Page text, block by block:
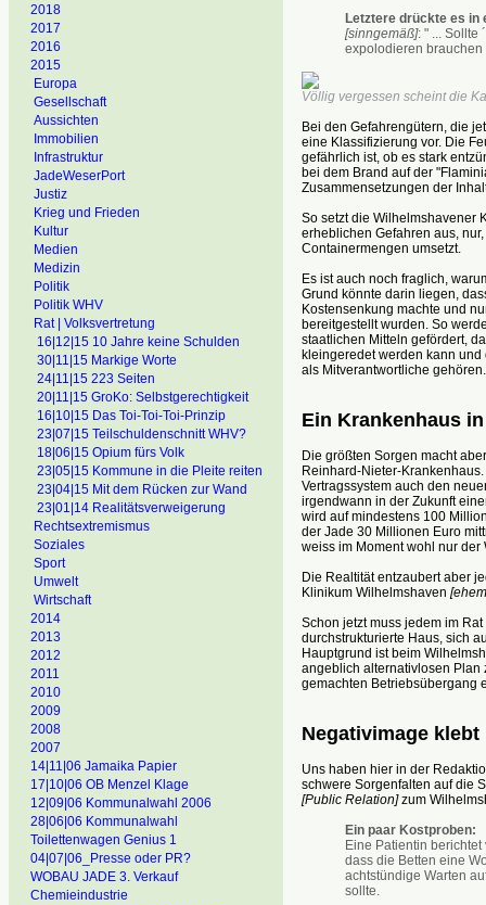
2018
2017
2016
2015
Europa
Gesellschaft
Aussichten
Immobilien
Infrastruktur
JadeWeserPort
Justiz
Krieg und Frieden
Kultur
Medien
Medizin
Politik
Politik WHV
Rat | Volksvertretung
16|12|15 10 Jahre keine Schulden
30|11|15 Markige Worte
24|11|15 223 Seiten
20|11|15 GroKo: Selbstgerechtigkeit
16|10|15 Das Toi-Toi-Toi-Prinzip
23|07|15 Teilschuldenschnitt WHV?
18|06|15 Opium fürs Volk
23|05|15 Kommune in die Pleite reiten
23|04|15 Mit dem Rücken zur Wand
23|01|14 Realitätsverweigerung
Rechtsextremismus
Soziales
Sport
Umwelt
Wirtschaft
2014
2013
2012
2011
2010
2009
2008
2007
14|11|06 Jamaika Papier
17|10|06 OB Menzel Klage
12|09|06 Kommunalwahl 2006
28|06|06 Kommunalwahl
Toilettenwagen Genius 1
04|07|06_Presse oder PR?
WOBAU JADE 3. Verkauf
Chemieindustrie
Letztere drückte es in
[sinngemäß]: " ... Sollte
expolodieren brauchen
Völlig vergessen scheint die
Bei den Gefahrengütern, die
eine Klassifizierung vor. Die
gefährlich ist, ob es stark
bei dem Brand auf der
Zusammensetzungen der
So setzt die Wilhelmshavener
erheblichen Gefahren aus,
Containermengen umsetzt.
Es ist auch noch fraglich,
Grund könnte darin liegen,
Kostensenkung machte und
bereitgestellt wurden. So
staatlichen Mitteln gefördert,
kleingeredet werden kann
als Mitverantwortliche gehören.
Ein Krankenhaus
Die größten Sorgen macht
Reinhard-Nieter-
Vertragssystem auch den
irgendwann in der Zukunft
wird auf mindestens 100
der Jade 30 Millionen Euro
weiss im Moment wohl nur der
Die Realtität entzaubert aber
Klinikum Wilhelmshaven
Schon jetzt muss jedem im
durchstrukturierte Haus, sich
Hauptgrund ist beim
angeblich alternativlosen Plan
gemachten Betriebsübergang
Negativimage klebt
Uns haben hier in der
schwere Sorgenfalten auf die
[Public Relation]zum
Ein paar Kostproben:
Eine Patientin
dass die Betten eine
achtstündige Warten
sollte.